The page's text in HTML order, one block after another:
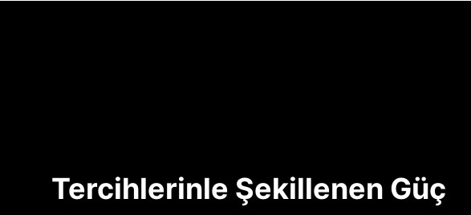
Tercihlerinle Şekillenen Güç